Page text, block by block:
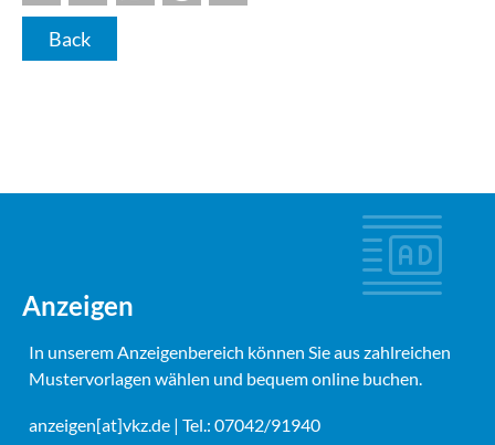
Back
Anzeigen
In unserem Anzeigenbereich können Sie aus zahlreichen
Mustervorlagen wählen und bequem online buchen.
anzeigen[at]vkz.de | Tel.: 07042/91940